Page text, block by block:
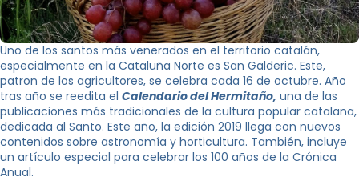
Uno de los santos más venerados en el territorio catalán,
especialmente en la Cataluña Norte es San Galderic. Este,
patron de los agricultores, se celebra cada 16 de octubre. Año
tras año se reedita el Calendario del Hermitaño, una de las
publicaciones más tradicionales de la cultura popular catalana,
dedicada al Santo. Este año, la edición 2019 llega con nuevos
contenidos sobre astronomía y horticultura. También, incluye
un artículo especial para celebrar los 100 años de la Crónica
Anual.